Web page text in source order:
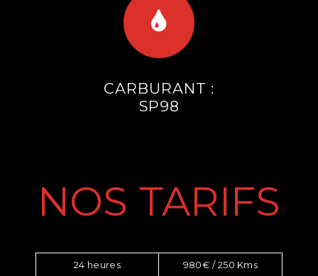
CARBURANT :
SP98
NOS TARIFS
24 heures 980€ / 250 Kms